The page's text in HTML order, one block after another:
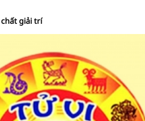
giải trí